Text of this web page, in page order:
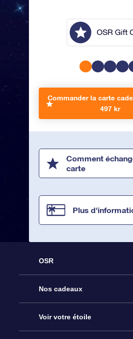
OSR Gift
Commander la carte
497 kr
Comment
carte
Plus
OSR
Service
À propos de l’OSR
Nos cadeaux
Cadeau d’étoile en ligne
Voir votre étoile